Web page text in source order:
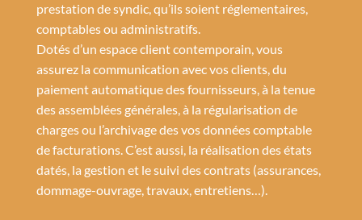
prestation de syndic, qu’ils soient réglementaires,
comptables ou administratifs.
Dotés d’un espace client contemporain, vous
assurez la communication avec vos clients, du
paiement automatique des fournisseurs, à la tenue
des assemblées générales, à la régularisation de
charges ou l’archivage des vos données comptable
de facturations. C’est aussi, la réalisation des états
datés, la gestion et le suivi des contrats (assurances,
dommage-ouvrage, travaux, entretiens…).